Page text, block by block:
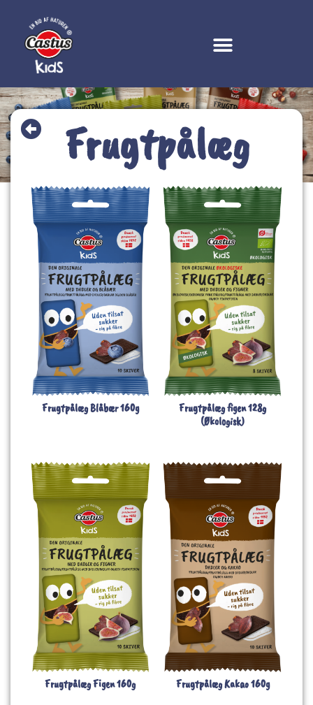
Frugtpålæg
Frugtpålæg Blåbær 160g
Frugtpålæg figen 128g
(Økologisk)
Frugtpålæg Figen 160g Frugtpålæg Kakao 160g